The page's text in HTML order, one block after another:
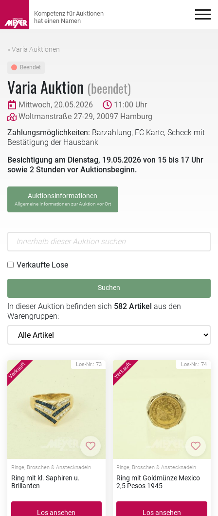
« Varia Auktionen
Beendet
Varia Auktion (beendet)
Mittwoch, 20.05.2026
11:00 Uhr
Woltmanstraße 27-29, 20097 Hamburg
Zahlungsmöglichkeiten: Barzahlung, EC Karte, Scheck mit
Bestätigung der Hausbank
Besichtigung am Dienstag, 19.05.2026 von 15 bis 17 Uhr
sowie 2 Stunden vor Auktionsbeginn.
Auktionsinformationen
Allgemeine Informationen zur Auktion vor Ort
Verkaufte Lose
Suchen
In dieser Auktion befinden sich 582 Artikel aus den
Warengruppen:
Los-Nr.: 73
Zur Merkliste hinzufügen
Ringe, Broschen & Anstecknadeln
Ring mit kl. Saphiren u.
Brillanten
Los ansehen
Los-Nr.: 74
Zur
Ringe, Broschen & Anstecknadeln
Ring mit Goldmünze Mexico
2,5 Pesos 1945
Los ansehen